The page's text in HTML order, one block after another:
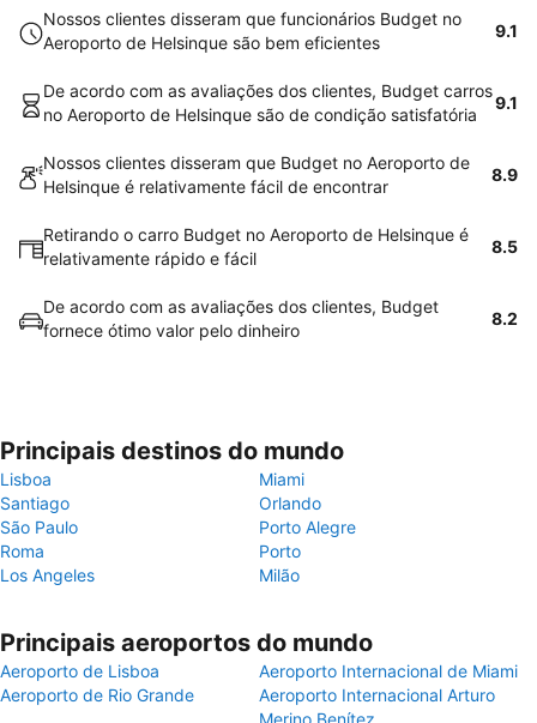
Nossos clientes disseram que funcionários Budget no
Aeroporto de Helsinque são bem eficientes
9.1
De acordo com as avaliações dos clientes, Budget carros
no Aeroporto de Helsinque são de condição satisfatória
9.1
Nossos clientes disseram que Budget no Aeroporto de
Helsinque é relativamente fácil de encontrar
8.9
Retirando o carro Budget no Aeroporto de Helsinque é
relativamente rápido e fácil
8.5
De acordo com as avaliações dos clientes, Budget
fornece ótimo valor pelo dinheiro
8.2
Principais destinos do mundo
Lisboa
Miami
Santiago
Orlando
São Paulo
Porto Alegre
Roma
Porto
Los Angeles
Milão
Principais aeroportos do mundo
Aeroporto de Lisboa
Aeroporto Internacional de Miami
Aeroporto de Rio Grande
Aeroporto Internacional Arturo
Merino Benítez